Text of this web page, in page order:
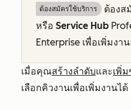
ต้องสมัครใช้บริการ ต้องส
หรือ Service Hub
Enterprise เพื่อเพิ่มงา
เมื่อคุณสร้างลำดับและเพิ่
เลือกคิวงานเพื่อเพิ่มงานได้